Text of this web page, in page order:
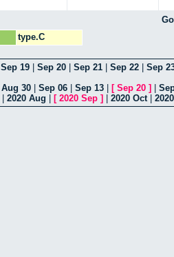
type.C
Sep 19 Sep 20 Sep 21 Sep 22
Sep
Aug 30 Sep 06 Sep 13 [ Sep 20 ]
2020 Aug [ 2020 Sep ] 2020 Oct